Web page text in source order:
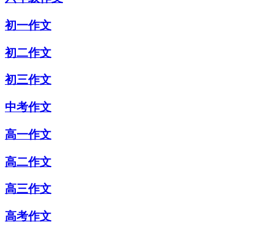
初一作文
初二作文
初三作文
中考作文
高一作文
高二作文
高三作文
高考作文